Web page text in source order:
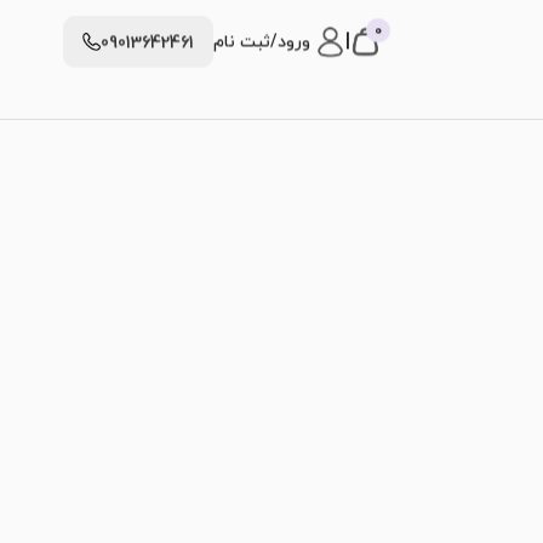
0
| ورود/ثبت نام 09013642461